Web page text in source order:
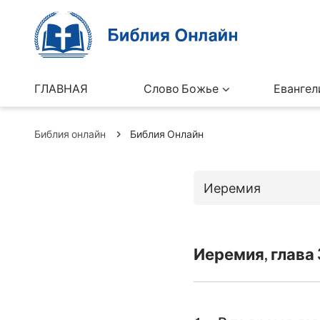
ГЛАВНАЯ Слово Божье
Библия онлайн Библия Онлайн
Иеремия
Книги
Иеремия, глава